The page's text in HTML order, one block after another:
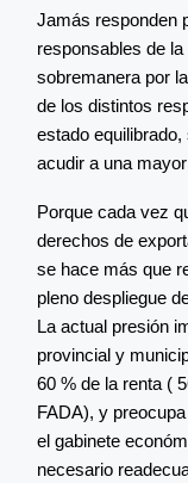
Jamás responden
responsables de
sobremanera por
de los distintos
estado
acudir a una
Porque cada vez
derechos de
se hace más que
pleno despliegue
La actual presión
provincial y
60 % de la renta (
FADA), y
el gabinete
necesario